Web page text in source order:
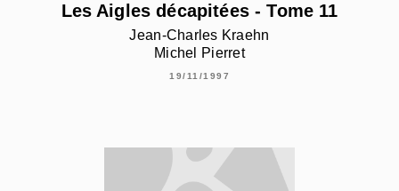
Les Aigles décapitées - Tome 11
Jean-Charles Kraehn
Michel Pierret
19/11/1997